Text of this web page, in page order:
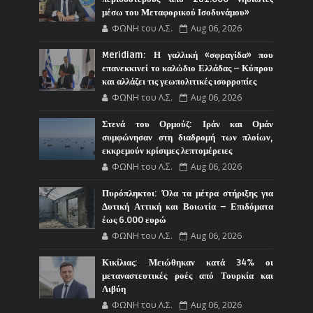
μέσω του Μεταφορικού Ισοδυνάμου»
ΦΩΝΗ του Λ.Σ. Aug 06, 2026
Meridiam: Η γαλλική «σφραγίδα» που
επανεκκινεί το καλώδιο Ελλάδας – Κύπρου
και αλλάζει τις γεωπολιτικές ισορροπίες
ΦΩΝΗ του Λ.Σ. Aug 06, 2026
Στενά του Ορμούζ: Ιράν και Ομάν
συμφώνησαν στη διαδρομή των πλοίων,
εκκρεμούν κρίσιμες λεπτομέρειες
ΦΩΝΗ του Λ.Σ. Aug 06, 2026
Πυρόπληκτοι: Όλα τα μέτρα στήριξης για
Δυτική Αττική και Βοιωτία – Επιδόματα
έως 6.000 ευρώ
ΦΩΝΗ του Λ.Σ. Aug 06, 2026
Κικίλιας: Μειώθηκαν κατά 34% οι
μεταναστευτικές ροές από Τουρκία και
Λιβύη
ΦΩΝΗ του Λ.Σ. Aug 06, 2026